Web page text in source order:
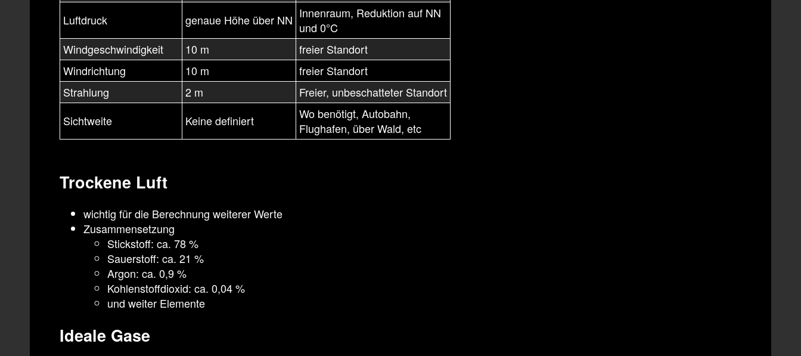
Luftdruck
genaue Höhe über NN Innenraum, Reduktion auf NN
und 0°C
Windgeschwindigkeit
10 m
freier Standort
Windrichtung
10 m
freier Standort
Strahlung
2 m
Freier, unbeschatteter Standort
Sichtweite
Keine definiert
Wo benötigt, Autobahn,
Flughafen, über Wald, etc
Trockene Luft
wichtig für die Berechnung weiterer Werte
Zusammensetzung
Stickstoff: ca. 78 %
Sauerstoff: ca. 21 %
Argon: ca. 0,9 %
Kohlenstoffdioxid: ca. 0,04 %
und weiter Elemente
Ideale Gase